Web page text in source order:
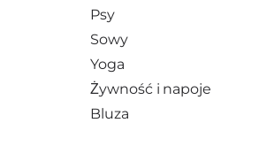
Psy
Sowy
Yoga
Żywność i napoje
Bluza